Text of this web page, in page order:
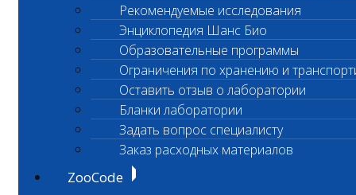
Рекомендуемые исследования
Энциклопедия Шанс Био
Образовательные программы
Ограничения по хранению и
Оставить отзыв о лаборатории
Бланки лаборатории
Задать вопрос специалисту
Заказ расходных материалов
ZooCode